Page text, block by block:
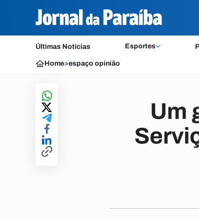
Últimas Notícias Esportes
Home>espaço opinião
Um